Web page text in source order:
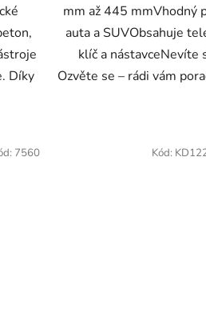
Díky
mm až 445 mmVhodný
auta a SUVObsahuje
klíč a nástavceNevíte
Ozvěte se – rádi vám
7560 Kód: